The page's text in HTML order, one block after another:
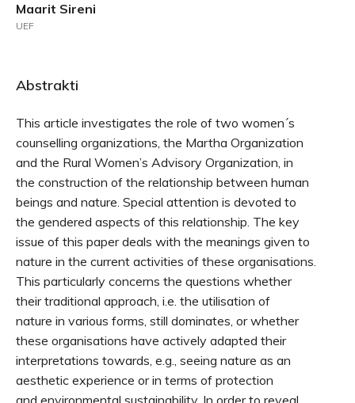
Maarit Sireni
UEF
Abstrakti
This article investigates the role of two women´s
counselling organizations, the Martha Organization
and the Rural Women’s Advisory Organization, in
the construction of the relationship between human
beings and nature. Special attention is devoted to
the gendered aspects of this relationship. The key
issue of this paper deals with the meanings given to
nature in the current activities of these organisations.
This particularly concerns the questions whether
their traditional approach, i.e. the utilisation of
nature in various forms, still dominates, or whether
these organisations have actively adapted their
interpretations towards, e.g., seeing nature as an
aesthetic experience or in terms of protection
and environmental sustainability. In order to reveal